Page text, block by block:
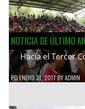
NOTICIA DE ÚLTIMO
Hacía el Tercer
PDENERO 31, 2017 BYADMIN